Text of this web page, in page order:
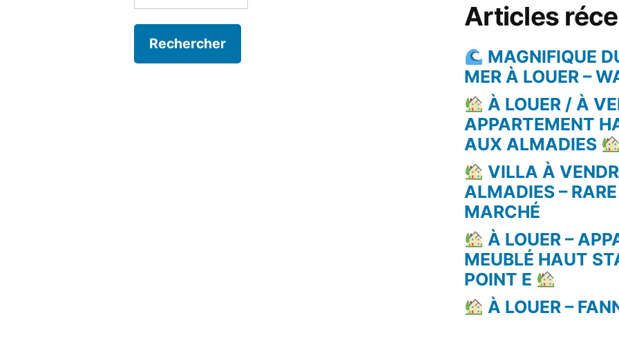
Articles
MAGNIFIQUE
MER À LOUER –
À LOUER / À
APPARTEMENT
AUX ALMADIES
VILLA À
ALMADIES –
MARCHÉ
À LOUER –
MEUBLÉ HAUT
POINT E
À LOUER –